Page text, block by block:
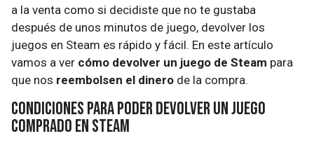
a la venta como si decidiste que no te gustaba
después de unos minutos de juego, devolver los
juegos en Steam es rápido y fácil. En este artículo
vamos a ver cómo devolver un juego de Steam para
que nos reembolsen el dinero de la compra.
Condiciones para poder devolver un juego
comprado en Steam